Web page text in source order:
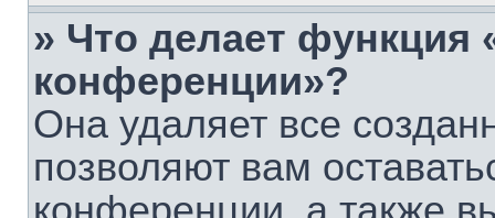
» Что делает функция
конференции»?
Она удаляет все
позволяют вам